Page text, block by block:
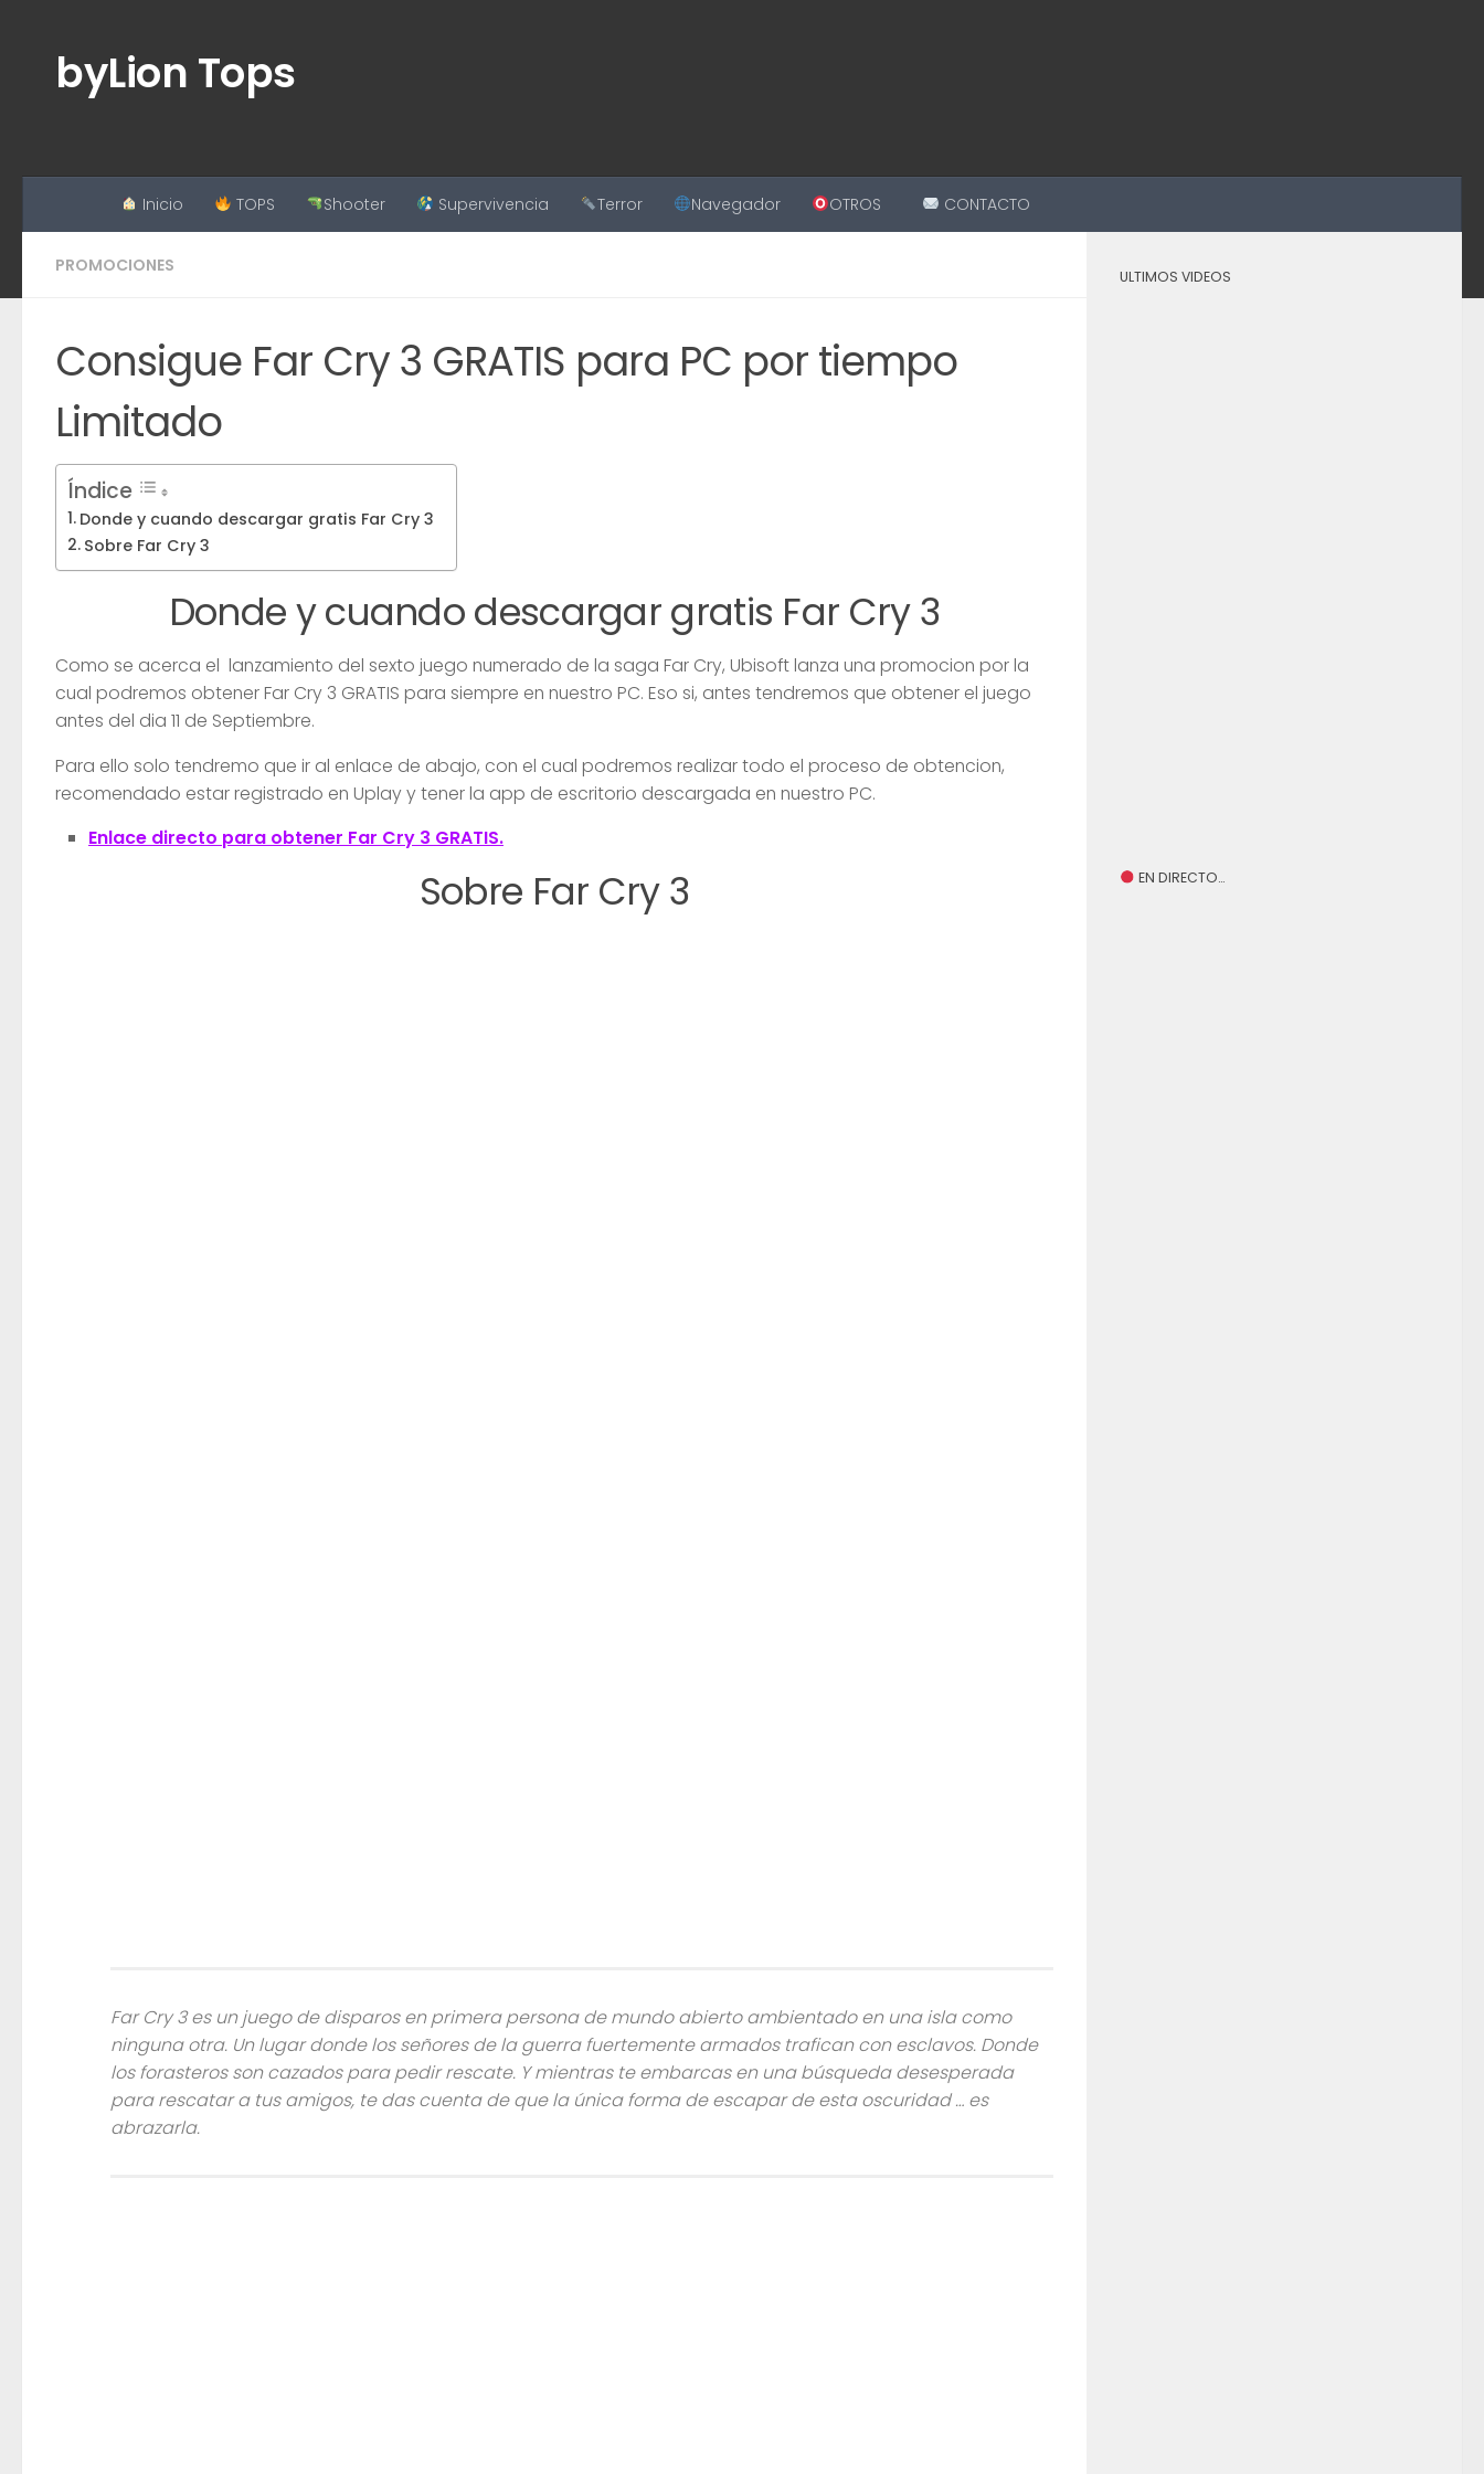
byLion Tops
Inicio TOPS Shooter Supervivencia Terror Navegador OTROS CONTACTO
PROMOCIONES
Consigue Far Cry 3 GRATIS para PC por tiempo
Limitado
Índice
Donde y cuando descargar gratis Far Cry 3
Sobre Far Cry 3
Donde y cuando descargar gratis Far Cry 3
Como se acerca el lanzamiento del sexto juego numerado de la saga Far Cry, Ubisoft lanza una promocion por la
cual podremos obtener Far Cry 3 GRATIS para siempre en nuestro PC. Eso si, antes tendremos que obtener el juego
antes del dia 11 de Septiembre.
Para ello solo tendremo que ir al enlace de abajo, con el cual podremos realizar todo el proceso de obtencion,
recomendado estar registrado en Uplay y tener la app de escritorio descargada en nuestro PC.
Enlace directo para obtener Far Cry 3 GRATIS.
Sobre Far Cry 3
Far Cry 3 es un juego de disparos en primera persona de mundo abierto ambientado en una isla como
ninguna otra. Un lugar donde los señores de la guerra fuertemente armados trafican con esclavos. Donde
los forasteros son cazados para pedir rescate. Y mientras te embarcas en una búsqueda desesperada
para rescatar a tus amigos, te das cuenta de que la única forma de escapar de esta oscuridad … es
abrazarla.
ULTIMOS VIDEOS
EN DIRECTO…